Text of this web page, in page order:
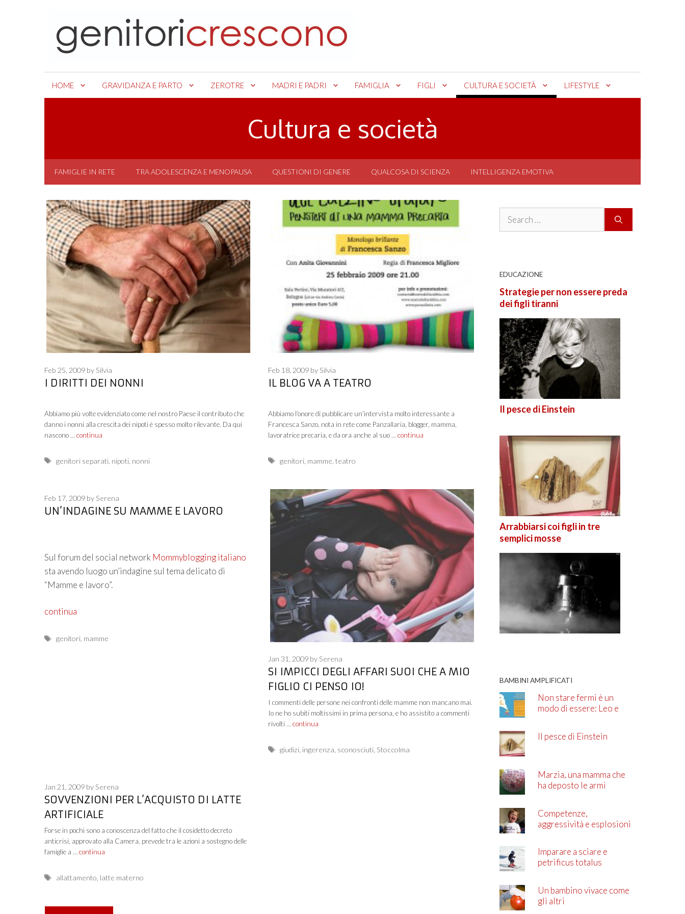
HOME GRAVIDANZA E PARTO ZEROTRE MADRI E PADRI FAMIGLIA FIGLI CULTURA E SOCIETÀ LIFESTYLE
Cultura e società
FAMIGLIE IN RETE TRA ADOLESCENZA E MENOPAUSA QUESTIONI DI GENERE QUALCOSA DI SCIENZA INTELLIGENZA EMOTIVA
I DIRITTI DEI NONNI
Feb 25, 2009 by Silvia
Abbiamo più volte evidenziato come nel nostro Paese il contributo che
danno i nonni alla crescita dei nipoti è spesso molto rilevante. Da qui
nascono … continua
Tags
genitori separati nipoti nonni
IL BLOG VA A TEATRO
Feb 18, 2009 by Silvia
Abbiamo l’onore di pubblicare un’intervista molto interessante a
Francesca Sanzo, nota in rete come Panzallaria, blogger, mamma,
lavoratrice precaria, e da ora anche al suo … continua
Tags
genitori, mamme teatro
UN’INDAGINE SU MAMME E LAVORO
Feb 17, 2009 by Serena
Sul forum del social network Mommyblogging italiano
sta avendo luogo un’indagine sul tema delicato di
“Mamme e lavoro”.
continua
Tags
genitori mamme
SI IMPICCI DEGLI AFFARI SUOI CHE A MIO
FIGLIO CI PENSO IO!
Jan 31, 2009 by Serena
I commenti delle persone nei confronti delle mamme non mancano mai.
Io ne ho subiti moltissimi in prima persona, e ho assistito a commenti
rivolti … continua
Tags
giudizi, ingerenza sconosciuti, Stoccolma
SOVVENZIONI PER L’ACQUISTO DI LATTE
ARTIFICIALE
Jan 21, 2009 by Serena
Forse in pochi sono a conoscenza del fatto che il cosidetto decreto
anticrisi, approvato alla Camera, prevede tra le azioni a sostegno delle
famiglie a … continua
Tags
allattamento latte materno
Search
EDUCAZIONE
Strategie per non essere preda
dei figli tiranni
Il pesce di Einstein
Arrabbiarsi coi figli in tre
semplici mosse
BAMBINI AMPLIFICATI
Non stare fermi è un
modo di essere: Leo e
Il pesce di Einstein
Marzia, una mamma che
ha deposto le armi
Competenze,
aggressività e esplosioni
Imparare a sciare e
petrificus totalus
Un bambino vivace come
gli altri